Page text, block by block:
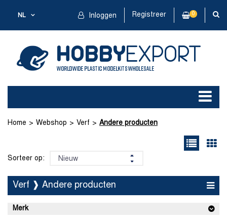
NL Inloggen Registreer 0
Home Webshop Verf Andere producten
Sorteer op:
Verf ❱ Andere producten
Merk